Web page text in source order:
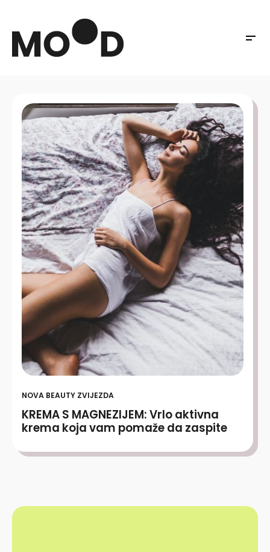
NOVA BEAUTY ZVIJEZDA
KREMA S MAGNEZIJEM: Vrlo aktivna
krema koja vam pomaže da zaspite